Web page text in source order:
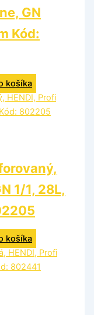
GN
Kód:
košíka
1/1, 28L,
košíka